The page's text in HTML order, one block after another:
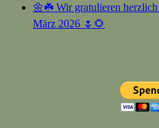
🌼☘️ Wir gratulieren herzlich
März 2026 🌷🌻